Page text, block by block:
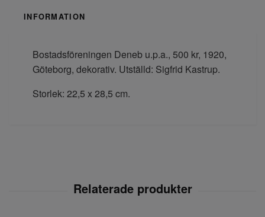
INFORMATION
Bostadsföreningen Deneb u.p.a., 500 kr, 1920,
Göteborg, dekorativ. Utställd: Sigfrid Kastrup.
Storlek: 22,5 x 28,5 cm.